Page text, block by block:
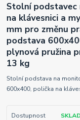
Stolní
na klávesnici a
mm pro změnu
podstava
plynová pružina
13 kg
Stolní podstava na
600x400, polička na
Dostupnost